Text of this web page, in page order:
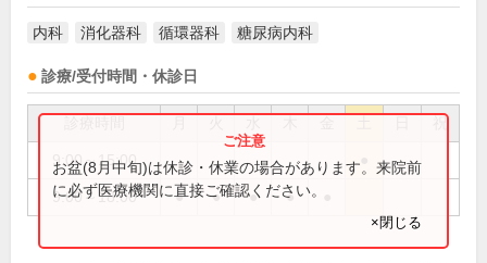
内科 消化器科 循環器科 糖尿病内科
診療/受付時間・休診日
祝
9:00～15:00
9:00～18:00 ● ● ● ●
お盆(8月中旬)は休診・休業の場合があります。来院前
に必ず医療機関に直接ご確認ください。
×閉じる